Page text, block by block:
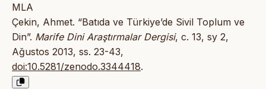
MLA
Çekin, Ahmet. “Batıda ve Türkiye’de Sivil Toplum ve
Din”. Marife Dini Araştırmalar Dergisi, c. 13, sy 2,
Ağustos 2013, ss. 23-43,
doi:10.5281/zenodo.3344418.